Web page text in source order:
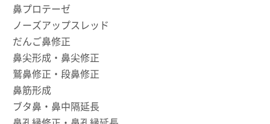
鼻プロテーゼ
ノーズアップスレッド
だんご鼻修正
鼻尖形成・鼻尖修正
鷲鼻修正・段鼻修正
鼻筋形成
ブタ鼻・鼻中隔延長